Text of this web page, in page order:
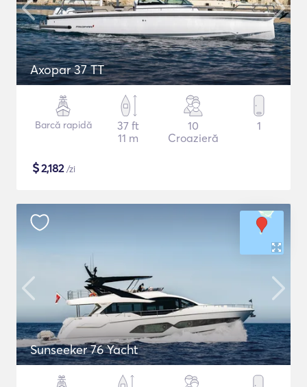
Axopar 37 TT
Barcă rapidă
37 ft
11 m
10
Croazieră
1
$2,182/zi
Sunseeker 76 Yacht